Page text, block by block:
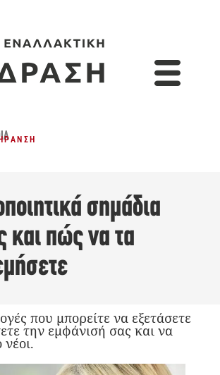
σημάδια
και πώς να τα
που μπορείτε να εξετάσετε
την εμφάνισή σας και να
νέοι.